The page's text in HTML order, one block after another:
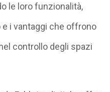
le loro funzionalità,
e i vantaggi che offrono
controllo degli spazi